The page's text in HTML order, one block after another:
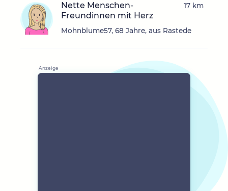
Nette Menschen-
Freundinnen mit Herz
Mohnblume57, 68 Jahre, aus Rastede
17 km